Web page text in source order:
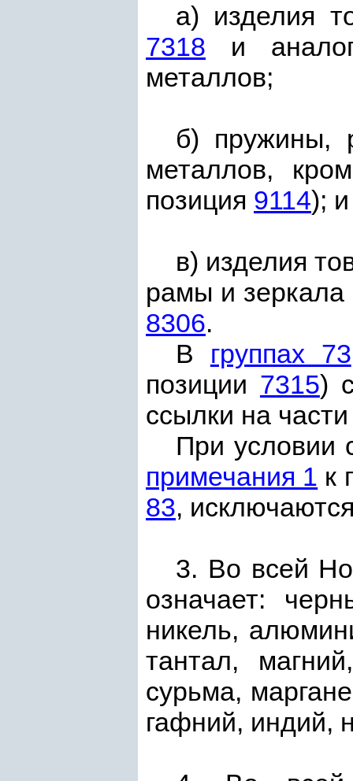
а) изделия
7318 и
металлов;
б) пружины,
металлов,
позиция 9114); и
в) изделия
рамы и зеркала
8306.
В группах 73
позиции 7315)
ссылки на
При условии
примечания 1 к
83,
3. Во всей
означает:
никель,
тантал,
сурьма,
гафний, индий,